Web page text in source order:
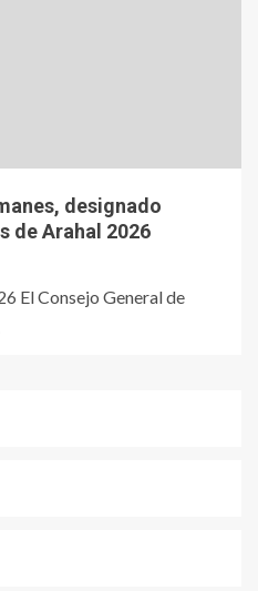
designado
de Arahal 2026
El Consejo General de